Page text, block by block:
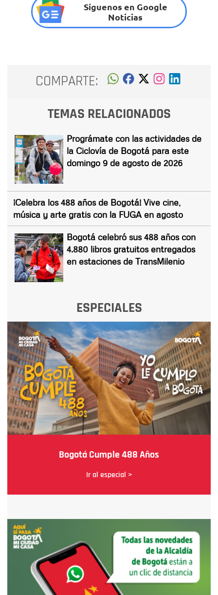
Síguenos en Google
Noticias
COMPARTE:
TEMAS RELACIONADOS
Prográmate con las actividades de
la Ciclovía de Bogotá para este
domingo 9 de agosto de 2026
¡Celebra los 488 años de Bogotá! Vive cine,
música y arte gratis con la FUGA en agosto
Bogotá celebró sus 488 años con
4.880 libros gratuitos entregados
en estaciones de TransMilenio
ESPECIALES
Bogotá Cumple 488 Años
Ir al especial >